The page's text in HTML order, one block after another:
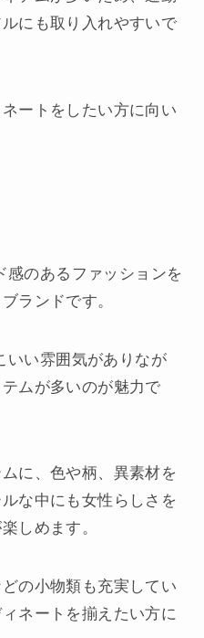
にも取り入れやすいで
ートをしたい方に向い
感のあるファッションを
ランドです。
いい雰囲気がありなが
ムが多いのが魅力で
に、色や柄、異素材を
な中にも女性らしさを
しめます。
の小物類も充実してい
ネートを揃えたい方に